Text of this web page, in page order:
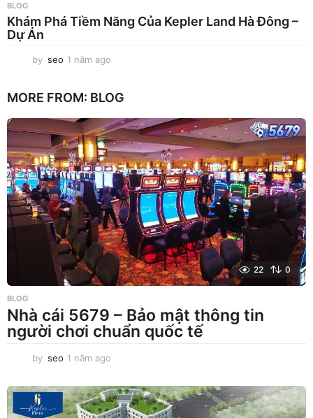
BLOG
Khám Phá Tiềm Năng Của Kepler Land Hà Đông –
Dự Án
by seo 1 năm ago
m
g
o
MORE FROM: BLOG
22 0
BLOG
Nhà cái 5679 – Bảo mật thông tin
người chơi chuẩn quốc tế
by seo 1 năm ago
ă
m
a